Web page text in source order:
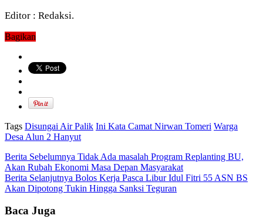
Editor : Redaksi.
Bagikan
Tags Disungai Air Palik Ini Kata Camat Nirwan Tomeri Warga
Desa Alun 2 Hanyut
Berita Sebelumnya Tidak Ada masalah Program Replanting BU,
Akan Rubah Ekonomi Masa Depan Masyarakat
Berita Selanjutnya Bolos Kerja Pasca Libur Idul Fitri 55 ASN BS
Akan Dipotong Tukin Hingga Sanksi Teguran
Baca Juga